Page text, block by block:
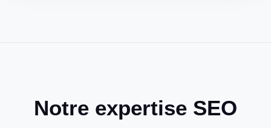
Notre expertise SEO